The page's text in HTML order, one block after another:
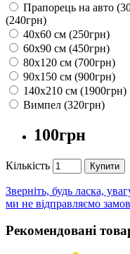
Прапорець на авто
(240грн)
40х60 см (250грн)
60х90 см (450грн)
80х120 см (700грн)
90х150 см (900грн)
140х210 см (1900грн)
Вимпел (320грн)
100грн
Кількість Купити
Зверніть, будь ласка,
ми не відправляємо
Рекомендовані